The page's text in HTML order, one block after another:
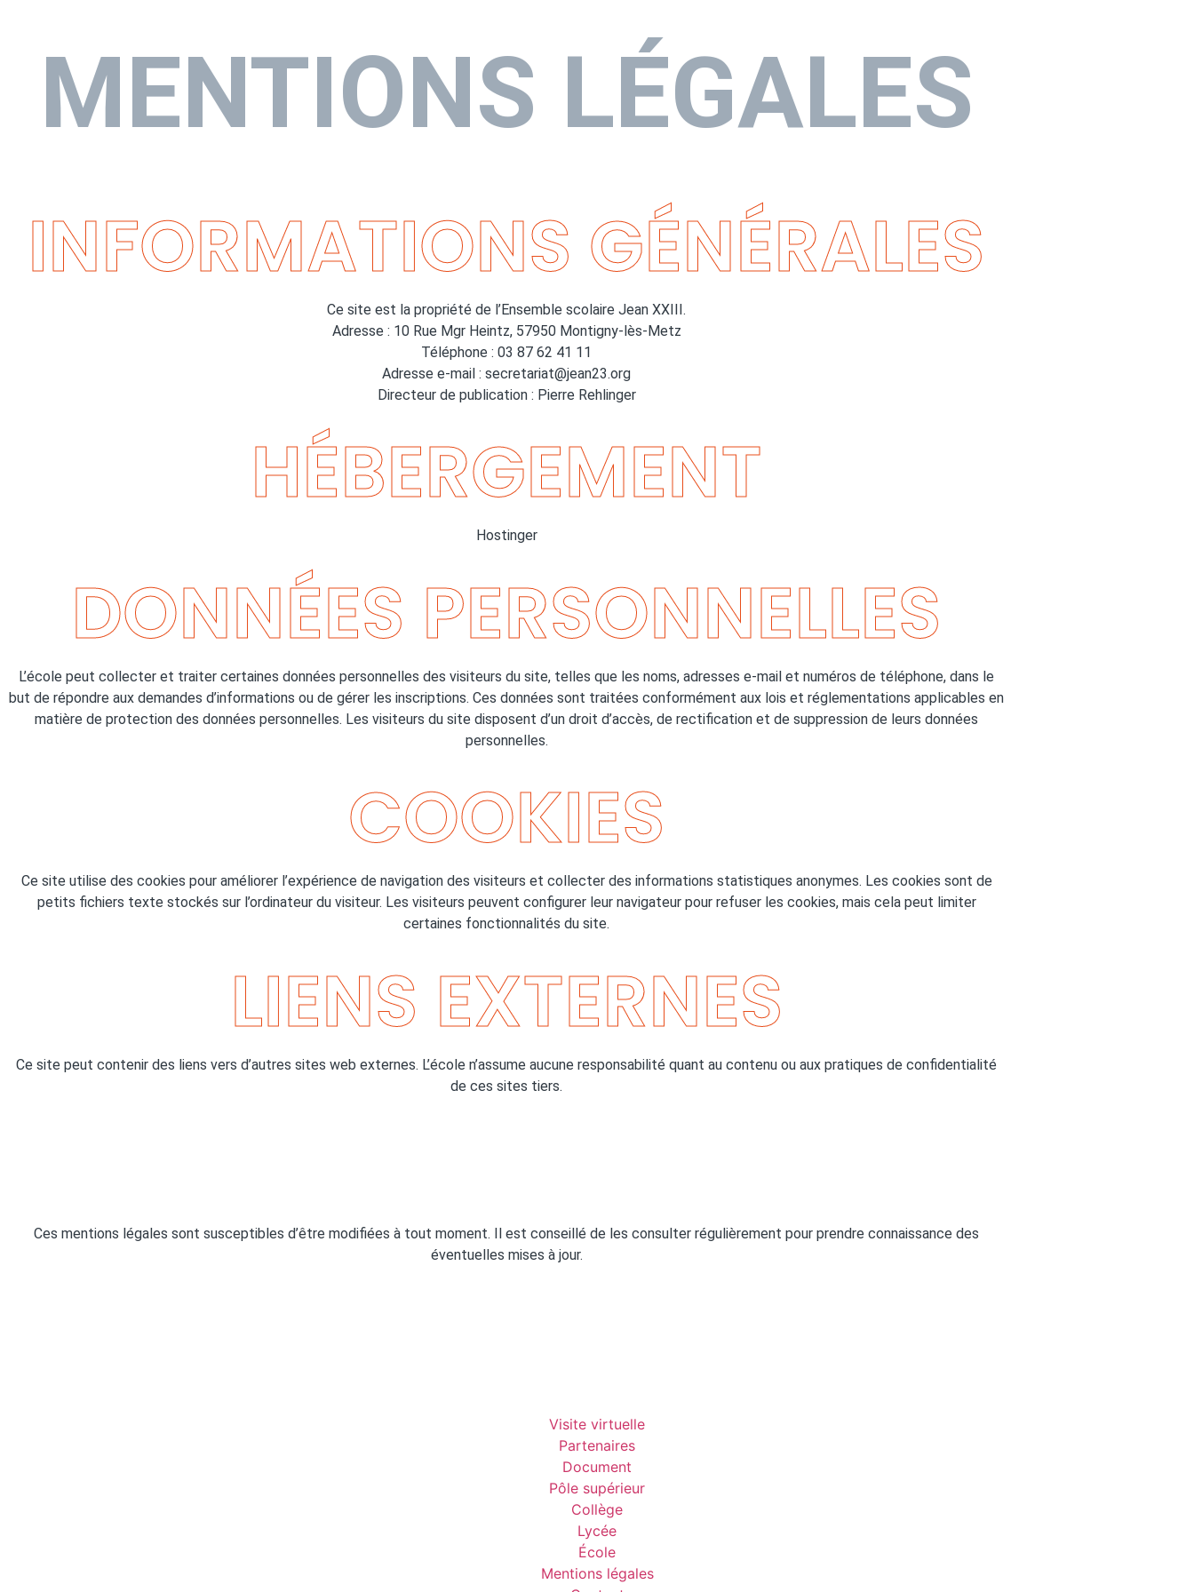
MENTIONS LÉGALES
INFORMATIONS GÉNÉRALES
Ce site est la propriété de l’Ensemble scolaire Jean XXIII.
Adresse : 10 Rue Mgr Heintz, 57950 Montigny-lès-Metz
Téléphone : 03 87 62 41 11
Adresse e-mail : secretariat@jean23.org
Directeur de publication : Pierre Rehlinger
HÉBERGEMENT
Hostinger
DONNÉES PERSONNELLES
L’école peut collecter et traiter certaines données personnelles des visiteurs du site, telles que les noms, adresses e-mail et numéros de téléphone, dans le
but de répondre aux demandes d’informations ou de gérer les inscriptions. Ces données sont traitées conformément aux lois et réglementations applicables en
matière de protection des données personnelles. Les visiteurs du site disposent d’un droit d’accès, de rectification et de suppression de leurs données
personnelles.
COOKIES
Ce site utilise des cookies pour améliorer l’expérience de navigation des visiteurs et collecter des informations statistiques anonymes. Les cookies sont de
petits fichiers texte stockés sur l’ordinateur du visiteur. Les visiteurs peuvent configurer leur navigateur pour refuser les cookies, mais cela peut limiter
certaines fonctionnalités du site.
LIENS EXTERNES
Ce site peut contenir des liens vers d’autres sites web externes. L’école n’assume aucune responsabilité quant au contenu ou aux pratiques de confidentialité
de ces sites tiers.
Ces mentions légales sont susceptibles d’être modifiées à tout moment. Il est conseillé de les consulter régulièrement pour prendre connaissance des
éventuelles mises à jour.
Visite virtuelle
Partenaires
Document
Pôle supérieur
Collège
Lycée
École
Mentions légales